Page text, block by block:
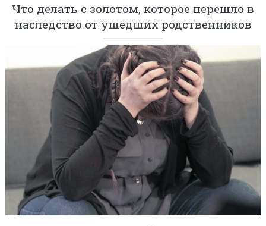
Что делать с золотом, которое перешло в
наследство от ушедших родственников